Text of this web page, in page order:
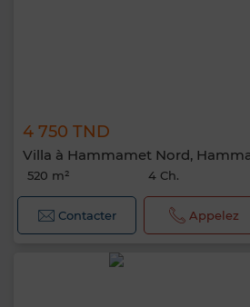
4 750 TND
Villa à Hammamet Nord,
520 m² 4 Ch.
Contacter Appelez